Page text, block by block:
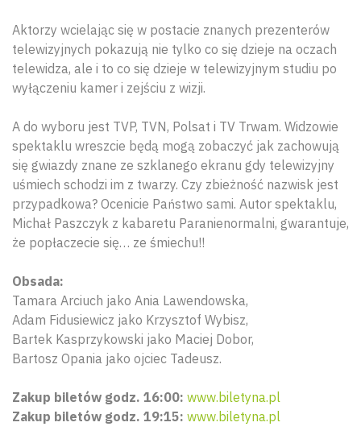
Aktorzy wcielając się w postacie znanych prezenterów
telewizyjnych pokazują nie tylko co się dzieje na oczach
telewidza, ale i to co się dzieje w telewizyjnym studiu po
wyłączeniu kamer i zejściu z wizji.
A do wyboru jest TVP, TVN, Polsat i TV Trwam. Widzowie
spektaklu wreszcie będą mogą zobaczyć jak zachowują
się gwiazdy znane ze szklanego ekranu gdy telewizyjny
uśmiech schodzi im z twarzy. Czy zbieżność nazwisk jest
przypadkowa? Ocenicie Państwo sami. Autor spektaklu,
Michał Paszczyk z kabaretu Paranienormalni, gwarantuje,
że popłaczecie się… ze śmiechu!!
Obsada:
Tamara Arciuch jako Ania Lawendowska,
Adam Fidusiewicz jako Krzysztof Wybisz,
Bartek Kasprzykowski jako Maciej Dobor,
Bartosz Opania jako ojciec Tadeusz.
Zakup biletów godz. 16:00: www.biletyna.pl
Zakup biletów godz. 19:15: www.biletyna.pl